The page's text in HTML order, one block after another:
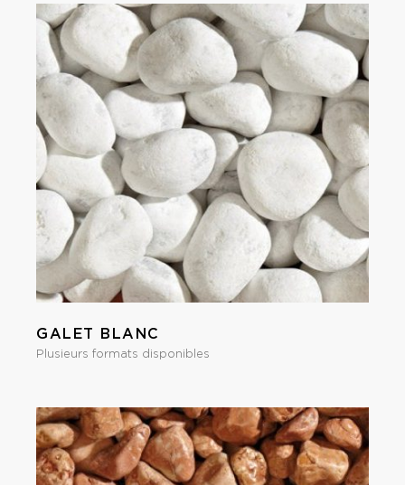
GALET BLANC
Plusieurs formats disponibles